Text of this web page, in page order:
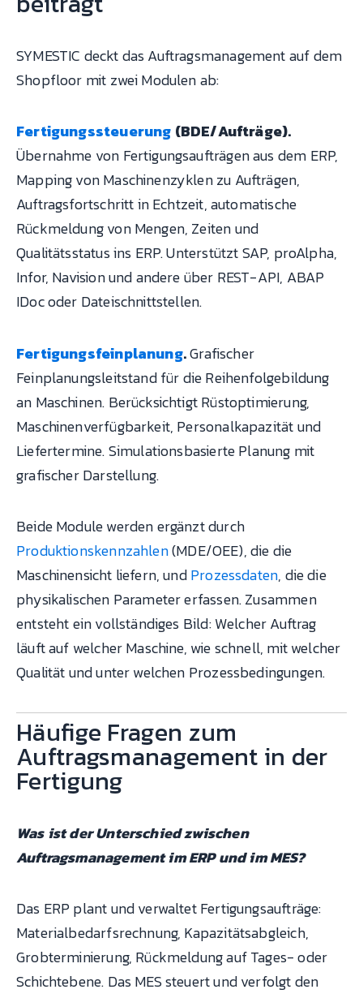
SYMESTIC deckt das Auftragsmanagement auf dem
Shopfloor mit zwei Modulen ab:
Fertigungssteuerung (BDE/Aufträge).
Übernahme von Fertigungsaufträgen aus dem ERP,
Mapping von Maschinenzyklen zu Aufträgen,
Auftragsfortschritt in Echtzeit, automatische
Rückmeldung von Mengen, Zeiten und
Qualitätsstatus ins ERP. Unterstützt SAP, proAlpha,
Infor, Navision und andere über REST-API, ABAP
IDoc oder Dateischnittstellen.
Fertigungsfeinplanung.Grafischer
Feinplanungsleitstand für die Reihenfolgebildung
an Maschinen. Berücksichtigt Rüstoptimierung,
Maschinenverfügbarkeit, Personalkapazität und
Liefertermine. Simulationsbasierte Planung mit
grafischer Darstellung.
Beide Module werden ergänzt durch
Produktionskennzahlen(MDE/OEE), die die
Maschinensicht liefern, undProzessdaten, die die
physikalischen Parameter erfassen. Zusammen
entsteht ein vollständiges Bild: Welcher Auftrag
läuft auf welcher Maschine, wie schnell, mit welcher
Qualität und unter welchen Prozessbedingungen.
Häufige Fragen zum
Auftragsmanagement in der
Fertigung
Was ist der Unterschied zwischen
Auftragsmanagement im ERP und im MES?
Das ERP plant und verwaltet Fertigungsaufträge:
Materialbedarfsrechnung, Kapazitätsabgleich,
Grobterminierung, Rückmeldung auf Tages- oder
Schichtebene. Das MES steuert und verfolgt den